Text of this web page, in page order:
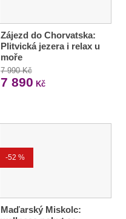
Zájezd do Chorvatska:
Plitvická jezera i relax u
moře
7 990 Kč
7 890 Kč
-52 %
Maďarský Miskolc: